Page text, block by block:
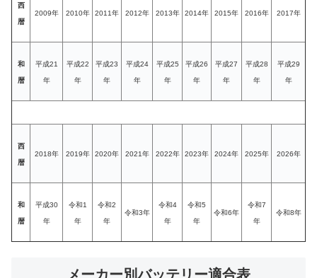
西
暦
2009年 2010年 2011年 2012年 2013年 2014年 2015年 2016年 2017年
和
暦
平成21
年
平成22
年
平成23
年
平成24
年
平成25
年
平成26
年
平成27
年
平成28
年
平成29
年
西
暦
2018年 2019年 2020年 2021年 2022年 2023年 2024年 2025年 2026年
和
暦
平成30
年
令和1
年
令和2
年
令和3年
令和4
年
令和5
年
令和6年
令和7
年
令和8年
メーカー別バッテリー適合表